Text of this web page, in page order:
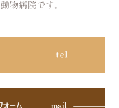
動物病院です。